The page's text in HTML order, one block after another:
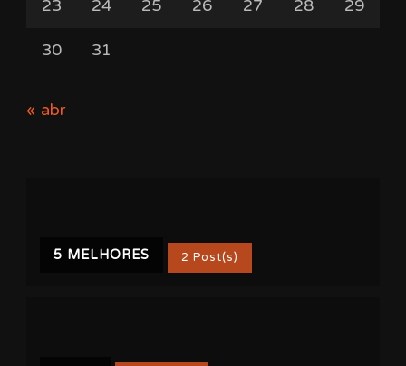
23 24 25 26 27 28 29
30 31
« abr
5 MELHORES 2 Post(s)